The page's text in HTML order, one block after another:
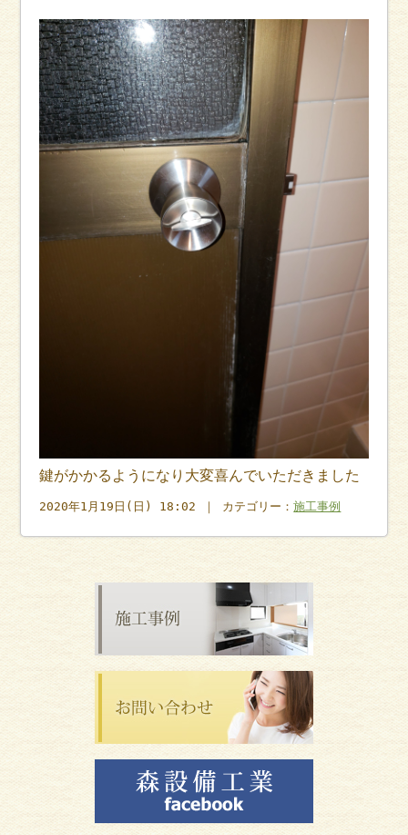
鍵がかかるようになり大変喜んでいただきました
2020年1月19日(日) 18:02 ｜ カテゴリー：施工事例